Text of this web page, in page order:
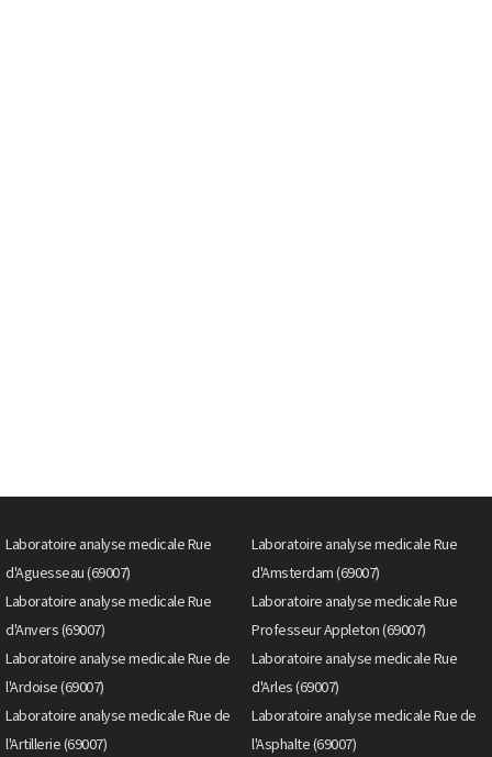
Laboratoire analyse medicale Rue
d'Aguesseau (69007)
Laboratoire analyse medicale Rue
d'Amsterdam (69007)
Laboratoire analyse medicale Rue
d'Anvers (69007)
Laboratoire analyse medicale Rue
Professeur Appleton (69007)
Laboratoire analyse medicale Rue de
l'Ardoise (69007)
Laboratoire analyse medicale Rue
d'Arles (69007)
Laboratoire analyse medicale Rue de
l'Artillerie (69007)
Laboratoire analyse medicale Rue de
l'Asphalte (69007)